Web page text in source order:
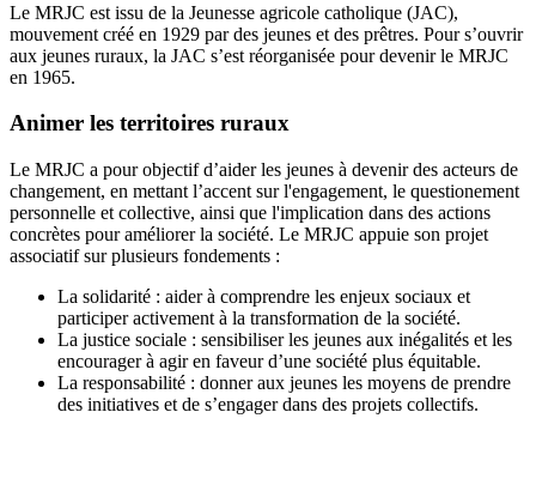
Le MRJC est issu de la Jeunesse agricole catholique (JAC),
mouvement créé en 1929 par des jeunes et des prêtres. Pour s’ouvrir
aux jeunes ruraux, la JAC s’est réorganisée pour devenir le MRJC
en 1965.
Animer les territoires ruraux
Le MRJC a pour objectif d’aider les jeunes à devenir des acteurs de
changement, en mettant l’accent sur l'engagement, le questionement
personnelle et collective, ainsi que l'implication dans des actions
concrètes pour améliorer la société. Le MRJC appuie son projet
associatif sur plusieurs fondements :
La solidarité : aider à comprendre les enjeux sociaux et
participer activement à la transformation de la société.
La justice sociale : sensibiliser les jeunes aux inégalités et les
encourager à agir en faveur d’une société plus équitable.
La responsabilité : donner aux jeunes les moyens de prendre
des initiatives et de s’engager dans des projets collectifs.